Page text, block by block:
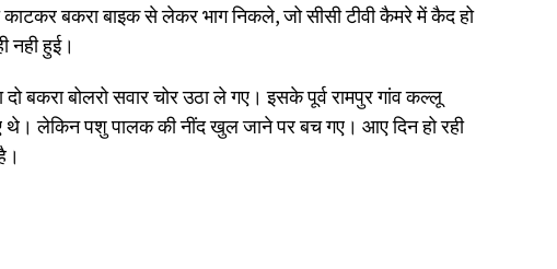
बकरा बाइक से लेकर भाग निकले, जो सीसी टीवी कैमरे में कैद हो
नही हुई।
बकरा बोलरो सवार चोर उठा ले गए। इसके पूर्व रामपुर गांव कल्लू
थे। लेकिन पशु पालक की नींद खुल जाने पर बच गए। आए दिन हो रही